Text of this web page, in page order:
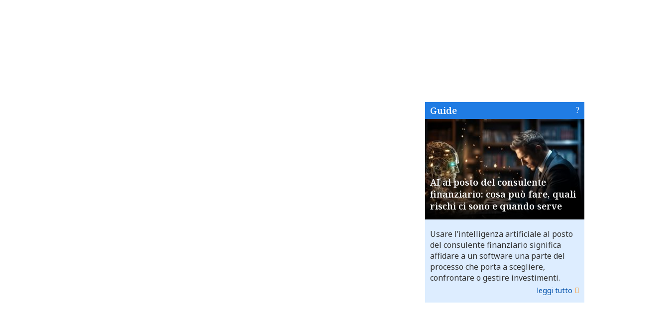
Guide
AI al posto del consulente
finanziario: cosa può fare, quali
rischi ci sono e quando serve
Usare l’intelligenza artificiale al posto
del consulente finanziario significa
affidare a un software una parte del
processo che porta a scegliere,
confrontare o gestire investimenti.
leggi tutto